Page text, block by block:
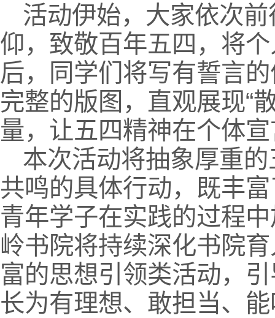
活动伊始，大家依次
仰，致敬百年五四，将
后，同学们将写有誓言
完整的版图，直观展现“
量，让五四精神在个体
本次活动将抽象厚重
共鸣的具体行动，既丰
青年学子在实践的过程
岭书院将持续深化书院
富的思想引领类活动，
长为有理想、敢担当、